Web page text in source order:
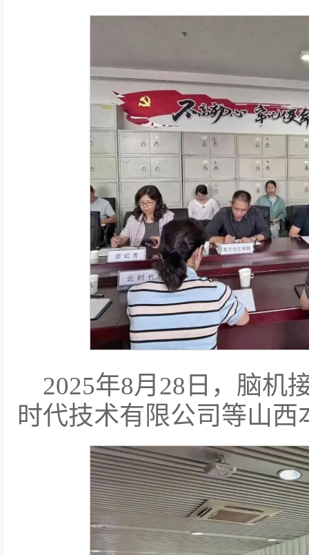
2025年8月28日，脑机
时代技术有限公司等山